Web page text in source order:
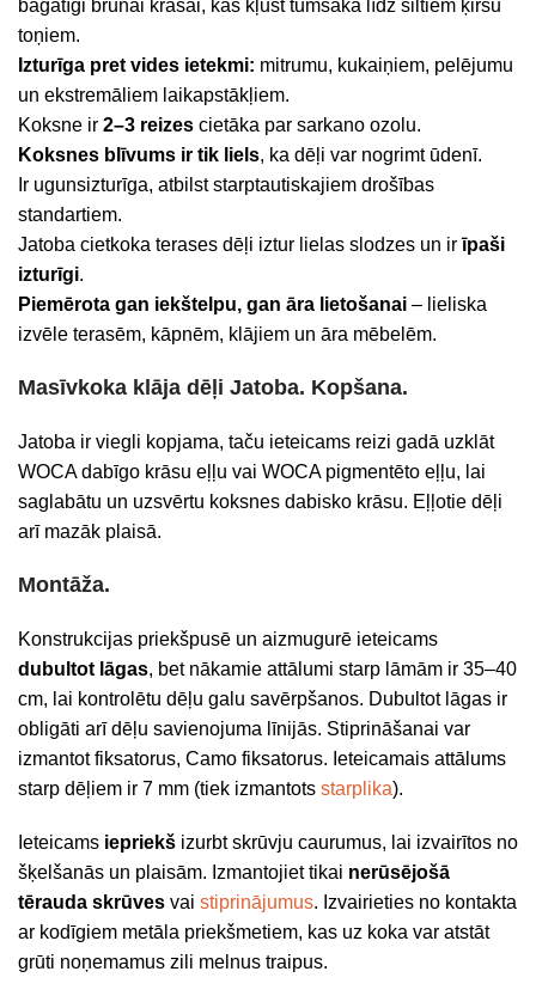
bagātīgi brūnai krāsai, kas kļūst tumšāka līdz siltiem ķiršu
toņiem.
Izturīga pret vides ietekmi: mitrumu, kukaiņiem, pelējumu
un ekstremāliem laikapstākļiem.
Koksne ir 2–3 reizes cietāka par sarkano ozolu.
Koksnes blīvums ir tik liels, ka dēļi var nogrimt ūdenī.
Ir ugunsizturīga, atbilst starptautiskajiem drošības
standartiem.
Jatoba cietkoka terases dēļi iztur lielas slodzes un irīpaši
izturīgi.
Piemērota gan iekštelpu, gan āra lietošanai – lieliska
izvēle terasēm, kāpnēm, klājiem un āra mēbelēm.
Masīvkoka klāja dēļi Jatoba. Kopšana.
Jatoba ir viegli kopjama, taču ieteicams reizi gadā uzklāt
WOCA dabīgo krāsu eļļu vai WOCA pigmentēto eļļu, lai
saglabātu un uzsvērtu koksnes dabisko krāsu. Eļļotie dēļi
arī mazāk plaisā.
Montāža.
Konstrukcijas priekšpusē un aizmugurē ieteicams
dubultot lāgas, bet nākamie attālumi starp lāmām ir 35–40
cm, lai kontrolētu dēļu galu savērpšanos. Dubultot lāgas ir
obligāti arī dēļu savienojuma līnijās. Stiprināšanai var
izmantot fiksatorus, Camo fiksatorus. Ieteicamais attālums
starp dēļiem ir 7 mm (tiek izmantots starplika).
Ieteicams iepriekš izurbt skrūvju caurumus, lai izvairītos no
šķelšanās un plaisām. Izmantojiet tikai nerūsējošā
tērauda skrūves vai stiprinājumus. Izvairieties no kontakta
ar kodīgiem metāla priekšmetiem, kas uz koka var atstāt
grūti noņemamus zili melnus traipus.